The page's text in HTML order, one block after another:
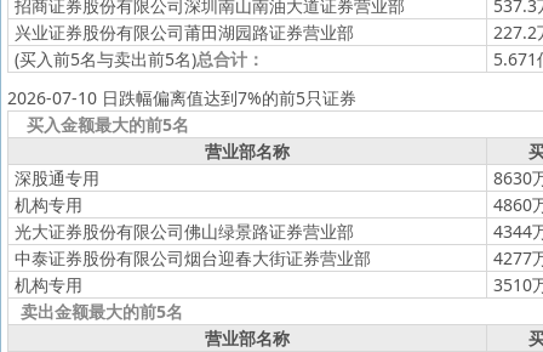
招商证券股份有限公司深圳南山南油大道证券营业部
537.3
兴业证券股份有限公司莆田湖园路证券营业部
227.2
(买入前5名与卖出前5名)总合计：
5.671
2026-07-10 日跌幅偏离值达到7%的前5只证券
买入金额最大的前5名
营业部名称
深股通专用
8630
机构专用
4860
光大证券股份有限公司佛山绿景路证券营业部
4344
中泰证券股份有限公司烟台迎春大街证券营业部
4277
机构专用
3510
卖出金额最大的前5名
营业部名称